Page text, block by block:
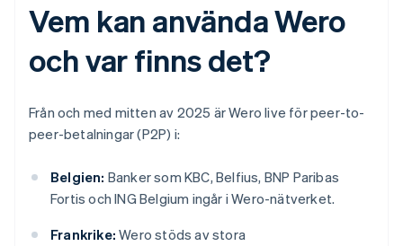
Vem kan använda Wero
och var finns det?
Från och med mitten av 2025 är Wero live för peer-to-
peer-betalningar (P2P) i:
Belgien: Banker som KBC, Belfius, BNP Paribas
Fortis och ING Belgium ingår i Wero-nätverket.
Frankrike: Wero stöds av stora